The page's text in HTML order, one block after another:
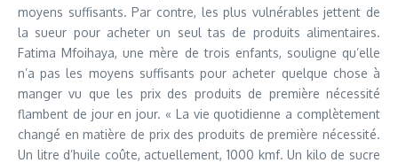
moyens suffisants. Par contre, les plus vulnérables jettent de
la sueur pour acheter un seul tas de produits alimentaires.
Fatima Mfoihaya, une mère de trois enfants, souligne qu’elle
n’a pas les moyens suffisants pour acheter quelque chose à
manger vu que les prix des produits de première nécessité
flambent de jour en jour. « La vie quotidienne a complètement
changé en matière de prix des produits de première nécessité.
Un litre d’huile coûte, actuellement, 1000 kmf. Un kilo de sucre